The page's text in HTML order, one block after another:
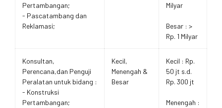
Pertambangan;
- Pascatambang dan
Reklamasi;
Milyar
Besar : >
Rp. 1 Milyar
Konsultan,
Perencana,dan Penguji
Peralatan untuk bidang :
- Konstruksi
Pertambangan;
Kecil,
Menengah &
Besar
Kecil : Rp.
50 jt s.d.
Rp. 300 jt
Menengah :